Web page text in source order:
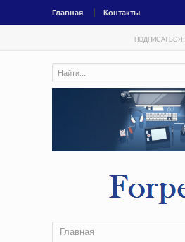
Главная Контакты
ПОДПИСАТЬСЯ:
Главная